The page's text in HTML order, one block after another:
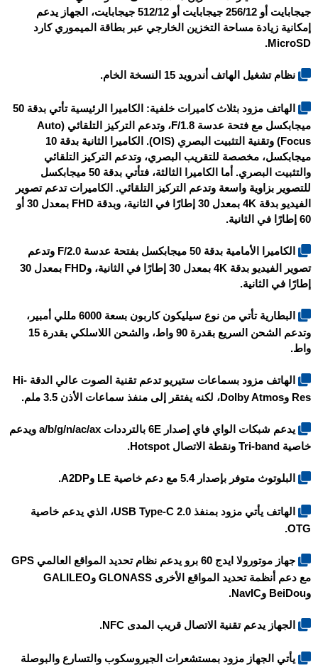
جيجابايت أو 256/12 جيجابايت أو 512/12 جيجابايت، الجهاز يدعم
إمكانية زيادة مساحة التخزين الخارجي عبر بطاقة الميموري كارد
MicroSD.
نظام تشغيل الهاتف أندرويد 15 النسخة الخام.
الهاتف مزود بثلاث كاميرات خلفية: الكاميرا الرئيسية تأتي بدقة 50
ميجابكسل مع فتحة عدسة F/1.8، وتدعم التركيز التلقائي (Auto
Focus) وتقنية التثبيت البصري (OIS). الكاميرا الثانية بدقة 10
ميجابكسل، مخصصة للتقريب البصري، وتدعم التركيز التلقائي
والتثبيت البصري. أما الكاميرا الثالثة، فتأتي بدقة 50 ميجابكسل
للتصوير بزاوية واسعة وتدعم التركيز التلقائي. الكاميرات تدعم تصوير
الفيديو بدقة 4K بمعدل 30 إطارًا في الثانية، وبدقة FHD بمعدل 30 أو
60 إطارًا في الثانية.
الكاميرا الأمامية بدقة 50 ميجابكسل بفتحة عدسة F/2.0 وتدعم
تصوير الفيديو بدقة 4K بمعدل 30 إطارًا في الثانية، وFHD بمعدل 30
إطارًا في الثانية.
البطارية تأتي من نوع سيليكون كاربون بسعة 6000 مللي أمبير،
وتدعم الشحن السريع بقدرة 90 واط، والشحن اللاسلكي بقدرة 15
واط.
الهاتف مزود بسماعات ستيريو تدعم تقنية الصوت عالي الدقة Hi-
Res وDolby Atmos، لكنه يفتقر إلى منفذ سماعات الأذن 3.5 ملم.
يدعم شبكات الواي فاي إصدار 6E بالترددات a/b/g/n/ac/ax ويدعم
خاصية Tri-band ونقطة الاتصال Hotspot.
البلوتوث متوفر بإصدار 5.4 مع دعم خاصية LE وA2DP.
الهاتف يأتي مزود بمنفذ USB Type-C 2.0، الذي يدعم خاصية
OTG.
جهاز موتورولا ايدج 60 برو يدعم نظام تحديد المواقع العالمي GPS
مع دعم أنظمة تحديد المواقع الأخرى GLONASS وGALILEO
وBeiDou وNavIC.
الجهاز يدعم تقنية الاتصال قريب المدى NFC.
يأتي الجهاز مزود بمستشعرات الجيروسكوب والتسارع والبوصلة